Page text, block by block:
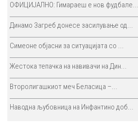
ОФИЦИЈАЛНО: Гимараеш е нов фудбале...
Динамо Загреб донесе засилување од...
Симеоне објасни за ситуацијата со ...
Жестока тепачка на навивачи на Дин...
Второлигашкиот меч Беласица –...
Наводна љубовница на Инфантино доб...